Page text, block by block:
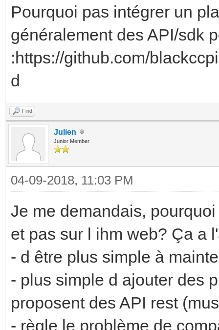
Pourquoi pas intégrer un
généralement des API/sdk
:https://github.com/
d
Find
Julien
Junior Member
04-09-2018, 11:03 PM
Je me demandais,
et pas sur l ihm web? Ça a
- d être plus simple à
- plus simple d ajouter des
proposent des API rest
- règle le problème de